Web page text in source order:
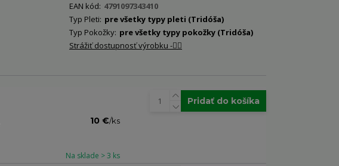
EAN kód: 4791097343410
Typ Pleti: pre všetky typy pleti (Tridóša)
Typ Pokožky: pre všetky typy pokožky (Tridóša)
Strážiť dostupnosť výrobku -🐕‍🦺
10 €/ks
Na sklade > 3 ks
Pridať do košíka